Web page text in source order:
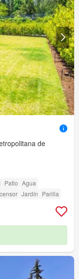
de
Patio Agua
Jardín Parilla